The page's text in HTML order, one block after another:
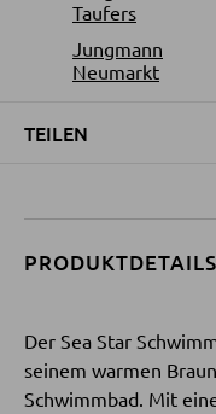
SESSEL
Relaxsessel
Taufers
Jungmann
Neumarkt
TEILEN
PRODUKTDETAILS
Der Sea Star
seinem warmen
Schwimmbad. Mit